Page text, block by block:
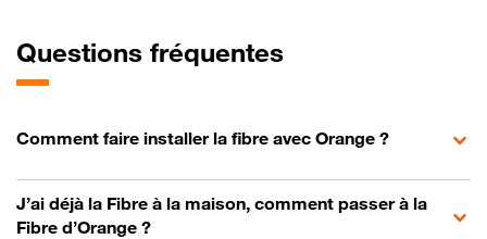
Questions fréquentes
Comment faire installer la fibre avec Orange ?
J’ai déjà la Fibre à la maison, comment passer à la
Fibre d’Orange ?